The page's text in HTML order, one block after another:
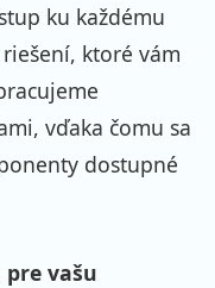
ku každému
ktoré vám
vďaka čomu sa
dostupné
vašu